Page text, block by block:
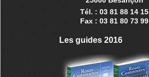
Tél. : 03 81 88 14 15
Fax : 03 81 80 73 99
Les guides 2016